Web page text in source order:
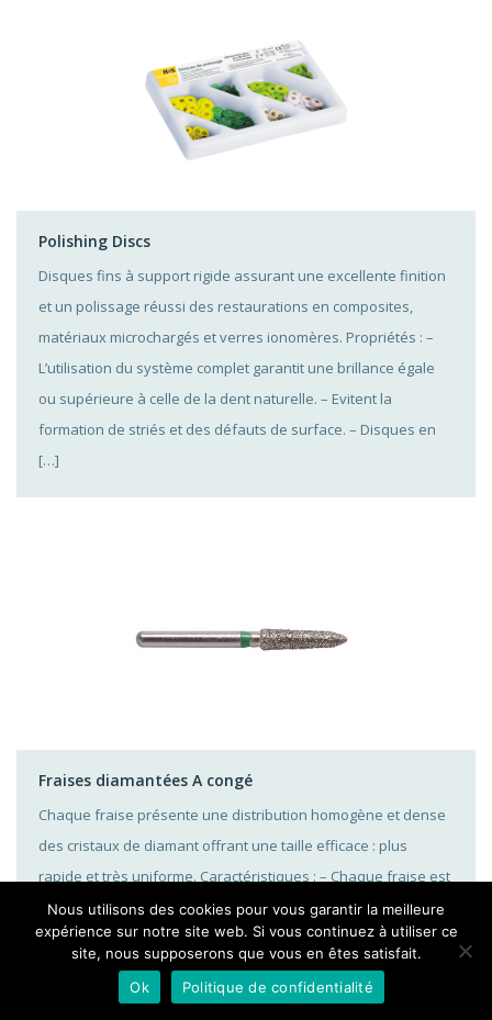
Polishing Discs
Disques fins à support rigide assurant une excellente finition
et un polissage réussi des restaurations en composites,
matériaux microchargés et verres ionomères. Propriétés : –
L’utilisation du système complet garantit une brillance égale
ou supérieure à celle de la dent naturelle. – Evitent la
formation de striés et des défauts de surface. – Disques en
[…]
Fraises diamantées A congé
Chaque fraise présente une distribution homogène et dense
des cristaux de diamant offrant une taille efficace : plus
rapide et très uniforme. Caractéristiques : – Chaque fraise est
fabriquée selon une technologie des plus récentes. Chacune
est microscopiquement contrôlée, donnant des fraises de
qualité constante. – La méthode spéciale d’électrodéposition
assure une répartition uniforme des […]
Nous utilisons des cookies pour vous garantir la meilleure
expérience sur notre site web. Si vous continuez à utiliser ce
site, nous supposerons que vous en êtes satisfait.
Ok
Politique de confidentialité